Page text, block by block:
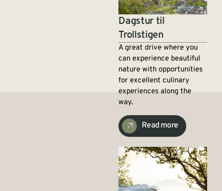
Dagstur til
Trollstigen
A great drive where you
can experience beautiful
nature with opportunities
for excellent culinary
experiences along the
way.
Read more